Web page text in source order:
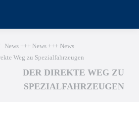
News +++ News +++ News
Weg zu Spezialfahrzeugen
DER DIREKTE WEG ZU
SPEZIALFAHRZEUGEN